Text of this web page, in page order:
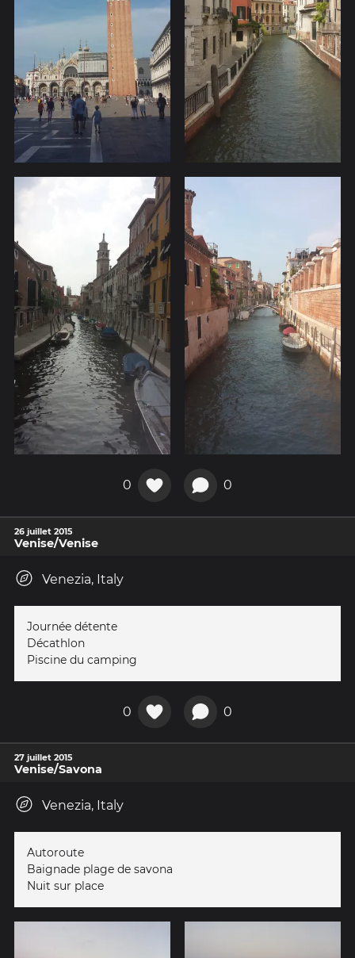
0 0
26 juillet 2015
Venise/Venise
Venezia, Italy
Journée détente
Décathlon
Piscine du camping
0 0
27 juillet 2015
Venise/Savona
Venezia, Italy
Autoroute
Baignade plage de savona
Nuit sur place